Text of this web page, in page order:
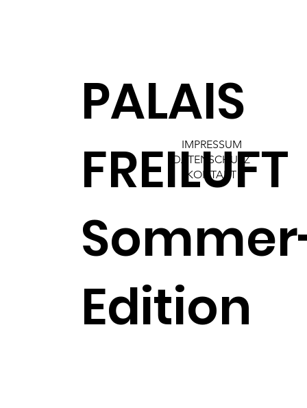
PALAIS
FREILUFT
Edition
IMPRESSUM
DATENSCHUTZ
KONTAKT